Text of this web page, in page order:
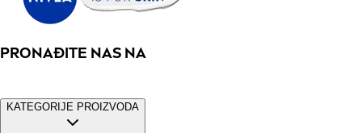
PRONAĐITE NAS NA
KATEGORIJE PROIZVODA